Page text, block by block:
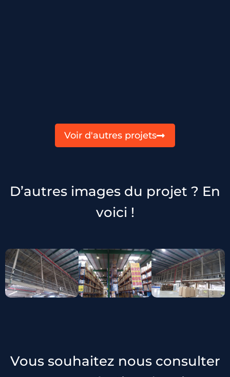
Voir d'autres projets
D’autres images du projet ? En
voici !
Vous souhaitez nous consulter